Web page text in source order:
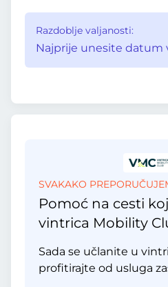
Razdoblje valjanosti:
Najprije unesite datum
SVAKAKO
Pomoć na cesti
vintrica Mobility
Sada se učlanite u
profitirajte od usluga